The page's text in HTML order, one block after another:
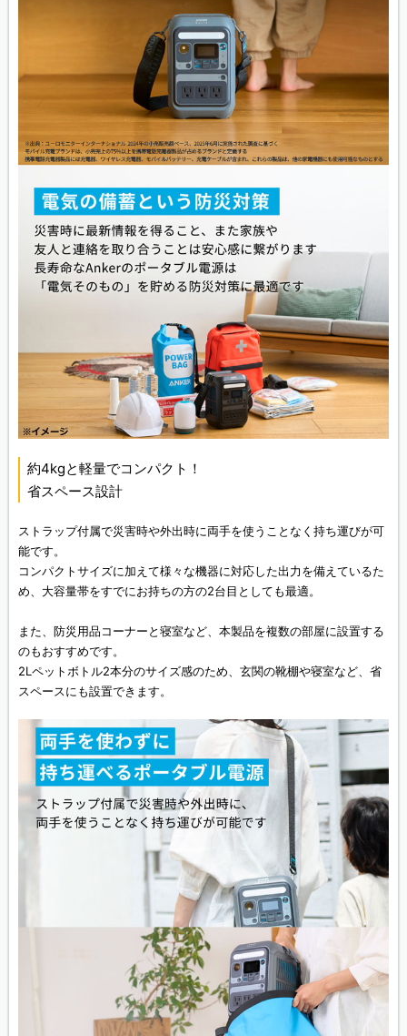
約4kgと軽量でコンパクト！
省スペース設計
ストラップ付属で災害時や外出時に両手を使うことなく持ち運びが可
能です。
コンパクトサイズに加えて様々な機器に対応した出力を備えているた
め、大容量帯をすでにお持ちの方の2台目としても最適。
また、防災用品コーナーと寝室など、本製品を複数の部屋に設置する
のもおすすめです。
2Lペットボトル2本分のサイズ感のため、玄関の靴棚や寝室など、省
スペースにも設置できます。